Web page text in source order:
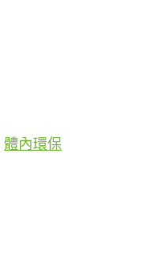
體內環保